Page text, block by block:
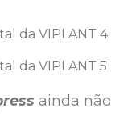
ainda não